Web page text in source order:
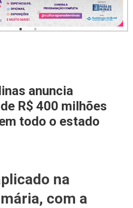
anuncia
R$ 400 milhões
todo o estado
na
com a